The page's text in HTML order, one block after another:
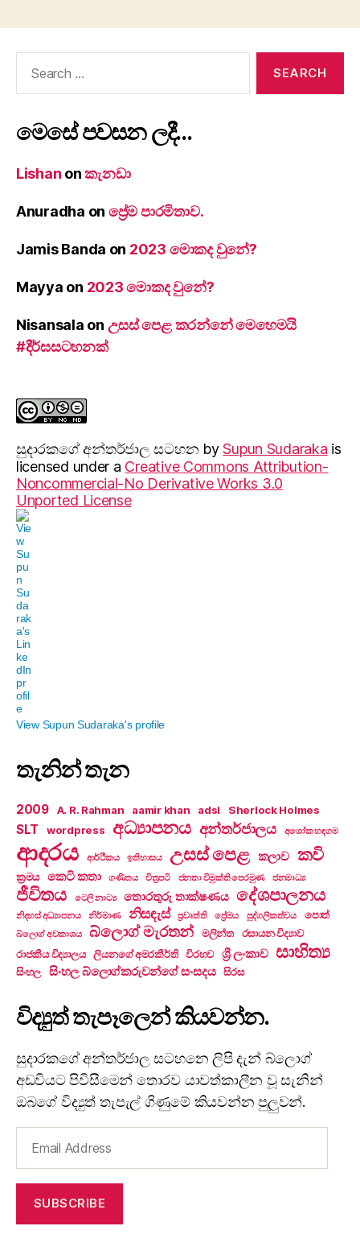
මෙසේ පවසන ලදී…
Lishan onකැනඩා
Anuradha on ප්‍රේම පාරමිතාව.
Jamis Banda on 2023 මොකද වුනේ?
Mayya on 2023 මොකද වුනේ?
Nisansala on උසස් පෙළ කරන්නේ මෙහෙමයි
#දීර්ඝසටහනක්
සුදාරක‍ගේ අන්තර්ජාල සටහන bySupun Sudaraka is
licensed under a Creative Commons Attribution-
Noncommercial-No Derivative Works 3.0
Unported License
View Supun Sudaraka's profile
තැනින් තැන
2009 A. R. Rahman aamir khan adsl Sherlock Holmes
SLT wordpress අධ්‍යාපනය අන්තර්ජාලය අශෝක හඳගම
ආදරය ආර්ථිකය ඉතිහාසය උසස් පෙළ කලාව කවි
ක්‍රමය කෙටි කතා ගණිතය චිත්‍රපටි ජනතා විමුක්ති පෙරමුණ ජනමාධ්‍ය
ජීවිතය ටෙලි නාට්‍ය තොරතුරු තාක්ෂණය දේශපාලනය
නිදහස් අධ්‍යාපනය නිර්මාණ නිසඳැස් ප්‍රවෘත්ති ප්‍රේමය පුද්ගලිකත්වය පොත්
බ්ලොග් අවකාශය බ්ලොග් මැරතන් මලින්ත
රසායන විද්‍යාව
රාජකීය විද්‍යාලය
ලියනගේ අමරකීර්ති විරහව ශ්‍රී ලංකාව සාහිත්‍ය
සිංහල සිංහල බ්ලොග්කරුවන්ගේ සංසදය සිරස
විද්‍යුත් තැපෑලෙන් කියවන්න.
සුදාරකගේ අන්තර්ජාල සටහනෙ ලිපි දැන් බ්ලොග්
අඩවියට පිවිසීමෙන් තොරව යාවත්කාලීන වූ සැනින්
ඔබගේ විද්‍යුත් තැපැල් ගිණුමේ කියවන්න පුලුවන්.
Address
SUBSCRIBE